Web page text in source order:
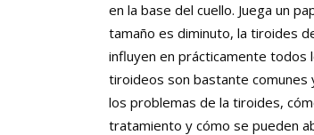
en la base del cuello. Juega un
tamaño es diminuto, la tiroides
influyen en prácticamente todos
tiroideos son bastante comunes
los problemas de la tiroides,
tratamiento y cómo se pueden